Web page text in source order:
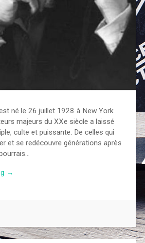
né le 26 juillet 1928 à New York.
majeurs du XXe siècle a laissé
culte et puissante. De celles qui
et se redécouvre générations après
→